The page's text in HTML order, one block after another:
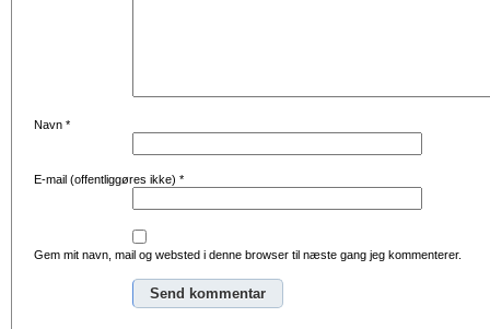
Navn *
E-mail (offentliggøres ikke) *
Gem mit navn, mail og websted i denne browser til næste gang jeg kommenterer.